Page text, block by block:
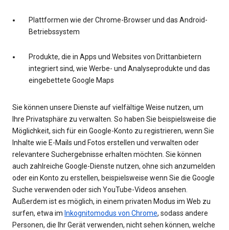
Plattformen wie der Chrome-Browser und das Android-
Betriebssystem
Produkte, die in Apps und Websites von Drittanbietern
integriert sind, wie Werbe- und Analyseprodukte und das
eingebettete Google Maps
Sie können unsere Dienste auf vielfältige Weise nutzen, um
Ihre Privatsphäre zu verwalten. So haben Sie beispielsweise die
Möglichkeit, sich für ein Google-Konto zu registrieren, wenn Sie
Inhalte wie E-Mails und Fotos erstellen und verwalten oder
relevantere Suchergebnisse erhalten möchten. Sie können
auch zahlreiche Google-Dienste nutzen, ohne sich anzumelden
oder ein Konto zu erstellen, beispielsweise wenn Sie die Google
Suche verwenden oder sich YouTube-Videos ansehen.
Außerdem ist es möglich, in einem privaten Modus im Web zu
surfen, etwa im Inkognitomodus von Chrome, sodass andere
Personen, die Ihr Gerät verwenden, nicht sehen können, welche